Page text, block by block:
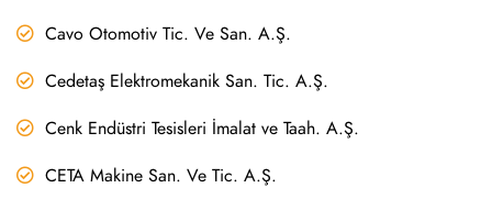
Cavo Otomotiv Tic. Ve San. A.Ş.
Cedetaş Elektromekanik San. Tic. A.Ş.
Cenk Endüstri Tesisleri İmalat ve Taah. A.Ş.
CETA Makine San. Ve Tic. A.Ş.